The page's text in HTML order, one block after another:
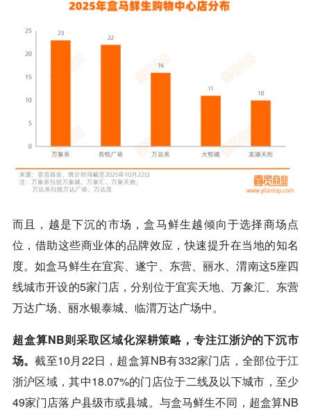
而且，越是下沉的市场，盒马鲜生越倾向于选择商场点
位，借助这些商业体的品牌效应，快速提升在当地的知名
度。如盒马鲜生在宜宾、遂宁、东营、丽水、渭南这5座四
线城市开设的5家门店，分别位于宜宾天地、万象汇、东营
万达广场、丽水银泰城、临渭万达广场中。
超盒算NB则采取区域化深耕策略，专注江浙沪的下沉市
场。截至10月22日，超盒算NB有332家门店，全部位于江
浙沪区域，其中18.07%的门店位于二线及以下城市，至少
49家门店落户县级市或县城。与盒马鲜生不同，超盒算NB